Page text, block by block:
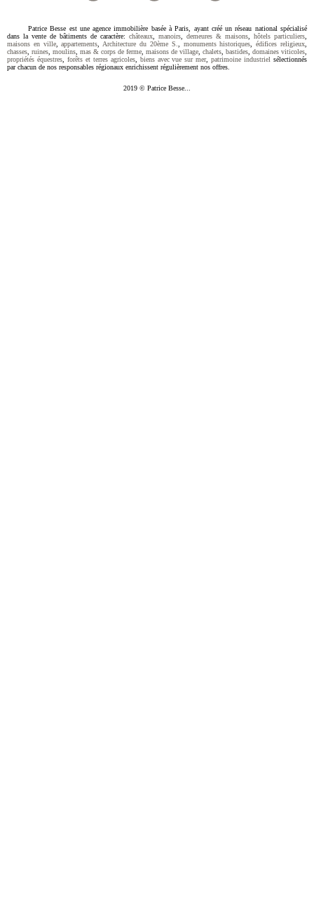
Patrice Besse est une agence immobilière basée à Paris, ayant créé un réseau national spécialisé
dans la vente de bâtiments de caractère: châteaux, manoirs, demeures & maisons, hôtels particuliers,
maisons en ville,appartements,Architecture du 20ème S., monuments historiques,édifices religieux,
chasses, ruines, moulins, mas & corps de ferme, maisons de village, chalets, bastides, domaines viticoles,
propriétés équestres, forêts et terres agricoles, biens avec vue sur mer,patrimoine industriel sélectionnés
par chacun de nos responsables régionaux enrichissent régulièrement nos offres.
2019 © Patrice Besse...